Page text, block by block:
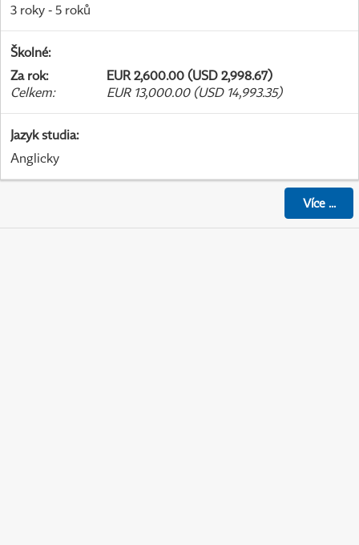
3 roky - 5 roků
Školné:
Za rok:
EUR 2,600.00 (USD 2,998.67)
Celkem: EUR 13,000.00 (USD 14,993.35)
Jazyk studia:
Anglicky
Více...